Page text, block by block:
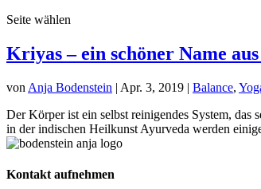
Seite wählen
Kriyas – ein schöner Name
von Anja Bodenstein | Apr. 3, 2019 | Balance,
Der Körper ist ein selbst reinigendes System, das
in der indischen Heilkunst Ayurveda werden
Kontakt aufnehmen